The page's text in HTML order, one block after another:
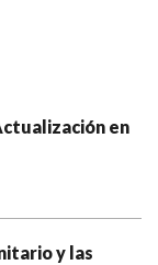
en
y las